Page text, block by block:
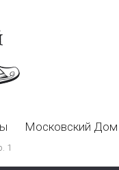
Московский
1